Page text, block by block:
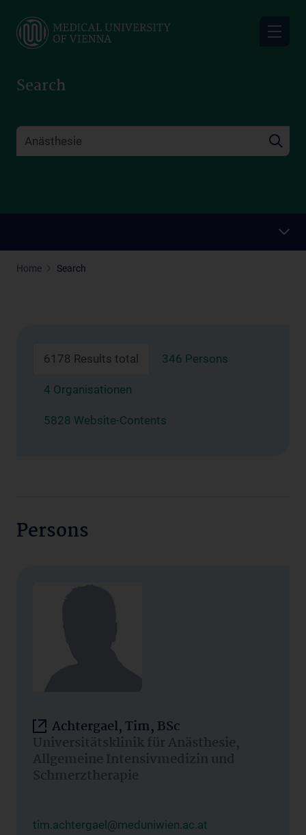
main
Search
Home Search
6178 Results total 346 Persons
4 Organisationen
5828 Website-Contents
Persons
Achtergael, Tim, BSc
Universitätsklinik für Anästhesie,
Allgemeine Intensivmedizin und
Schmerztherapie
tim.achtergael@meduniwien.ac.at